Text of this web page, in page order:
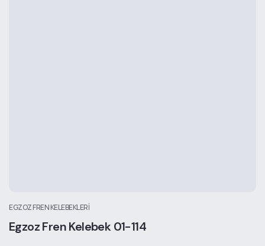
EGZOZ FREN KELEBEKLERI
Egzoz Fren Kelebek 01-114